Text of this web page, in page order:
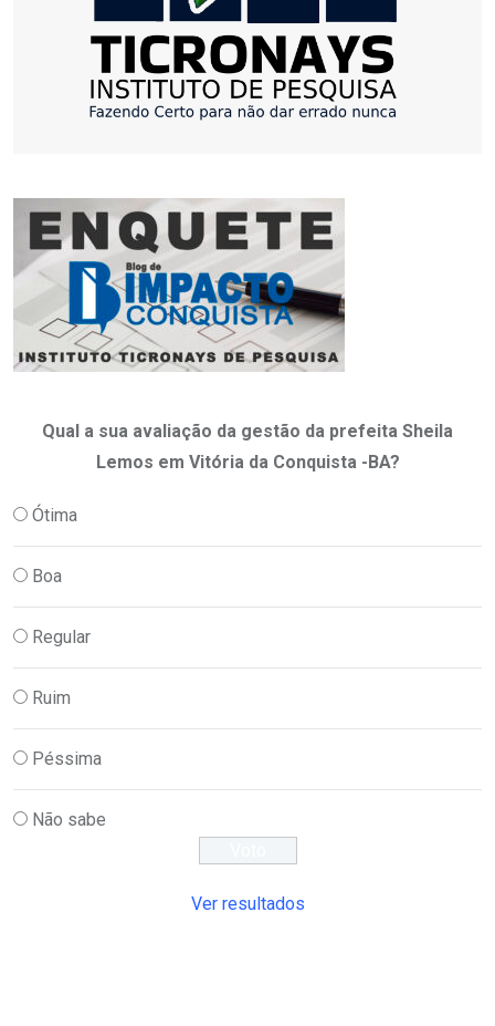
Qual a sua avaliação da gestão da prefeita Sheila
Lemos em Vitória da Conquista -BA?
Ótima
Boa
Regular
Ruim
Péssima
Não sabe
Ver resultados